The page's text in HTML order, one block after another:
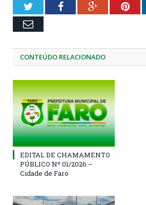
TwitterFacebookGoogle+
Email
CONTEÚDO RELACIONADO
EDITAL DE CHAMAMENTO
PÚBLICO Nº 01/2026 –
Cidade de Faro